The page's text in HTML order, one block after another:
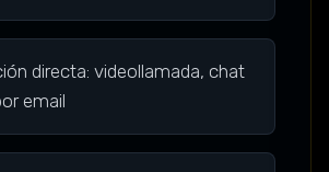
directa: videollamada, chat
email